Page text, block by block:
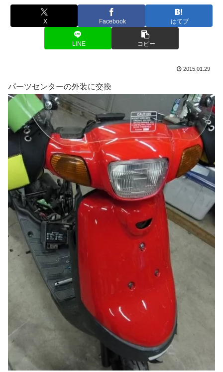
X Facebook はてブ
LINE コピー
2015.01.29
パーツセンターの外装に交換